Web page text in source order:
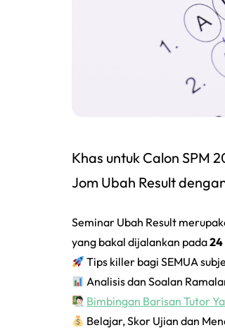
Khas untuk Calon SPM
Jom Ubah Result
Seminar Ubah Result
yang bakal dijalankan pada24
Tips killer bagi SEMUA
Analisis dan Soalan
Bimbingan Barisan Tutor
Belajar, Skor Ujian dan